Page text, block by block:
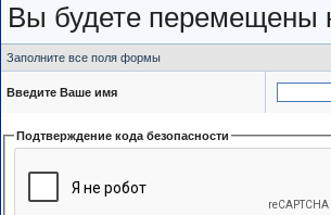
Вы будете перемещены
Заполните все поля формы
Введите Ваше имя
Подтверждение кода безопасности